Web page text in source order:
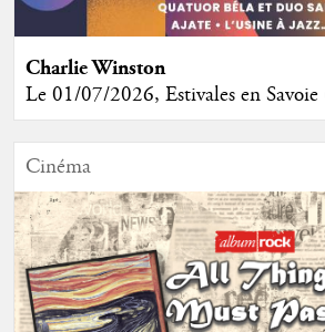
Charlie Winston
Le 01/07/2026, Estivales en
Cinéma